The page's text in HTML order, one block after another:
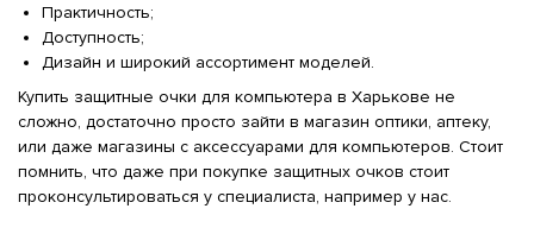
Практичность;
Доступность;
Дизайн и широкий ассортимент моделей.
Купить защитные очки для компьютера в Харькове не
сложно, достаточно просто зайти в магазин оптики, аптеку,
или даже магазины с аксессуарами для компьютеров. Стоит
помнить, что даже при покупке защитных очков стоит
проконсультироваться у специалиста, например у нас.